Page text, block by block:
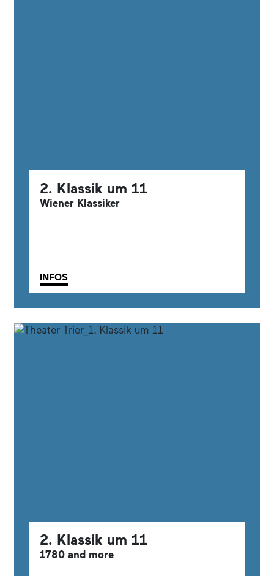
2. Klassik um 11
Wiener Klassiker
INFOS
2. Klassik um 11
1780 and more